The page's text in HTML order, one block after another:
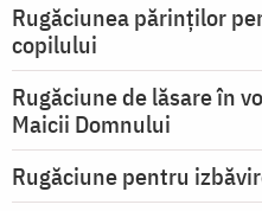
Rugăciunea părinților
copilului
Rugăciune de lăsare în
Maicii Domnului
Rugăciune pentru